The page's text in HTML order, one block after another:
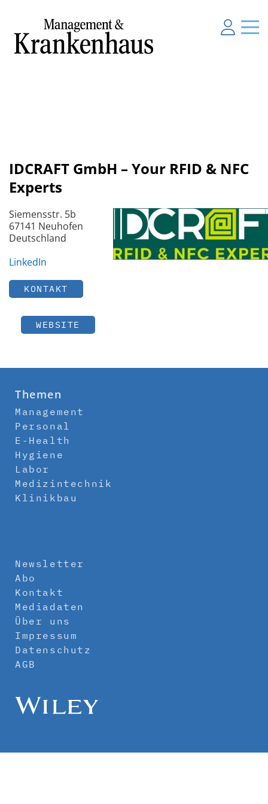
IDCRAFT GmbH – Your RFID & NFC
Experts
Siemensstr. 5b
67141 Neuhofen
Deutschland
LinkedIn
KONTAKT
WEBSITE
Themen
Management
Personal
E-Health
Hygiene
Labor
Medizintechnik
Klinikbau
Newsletter
Abo
Kontakt
Mediadaten
Über uns
Impressum
Datenschutz
AGB